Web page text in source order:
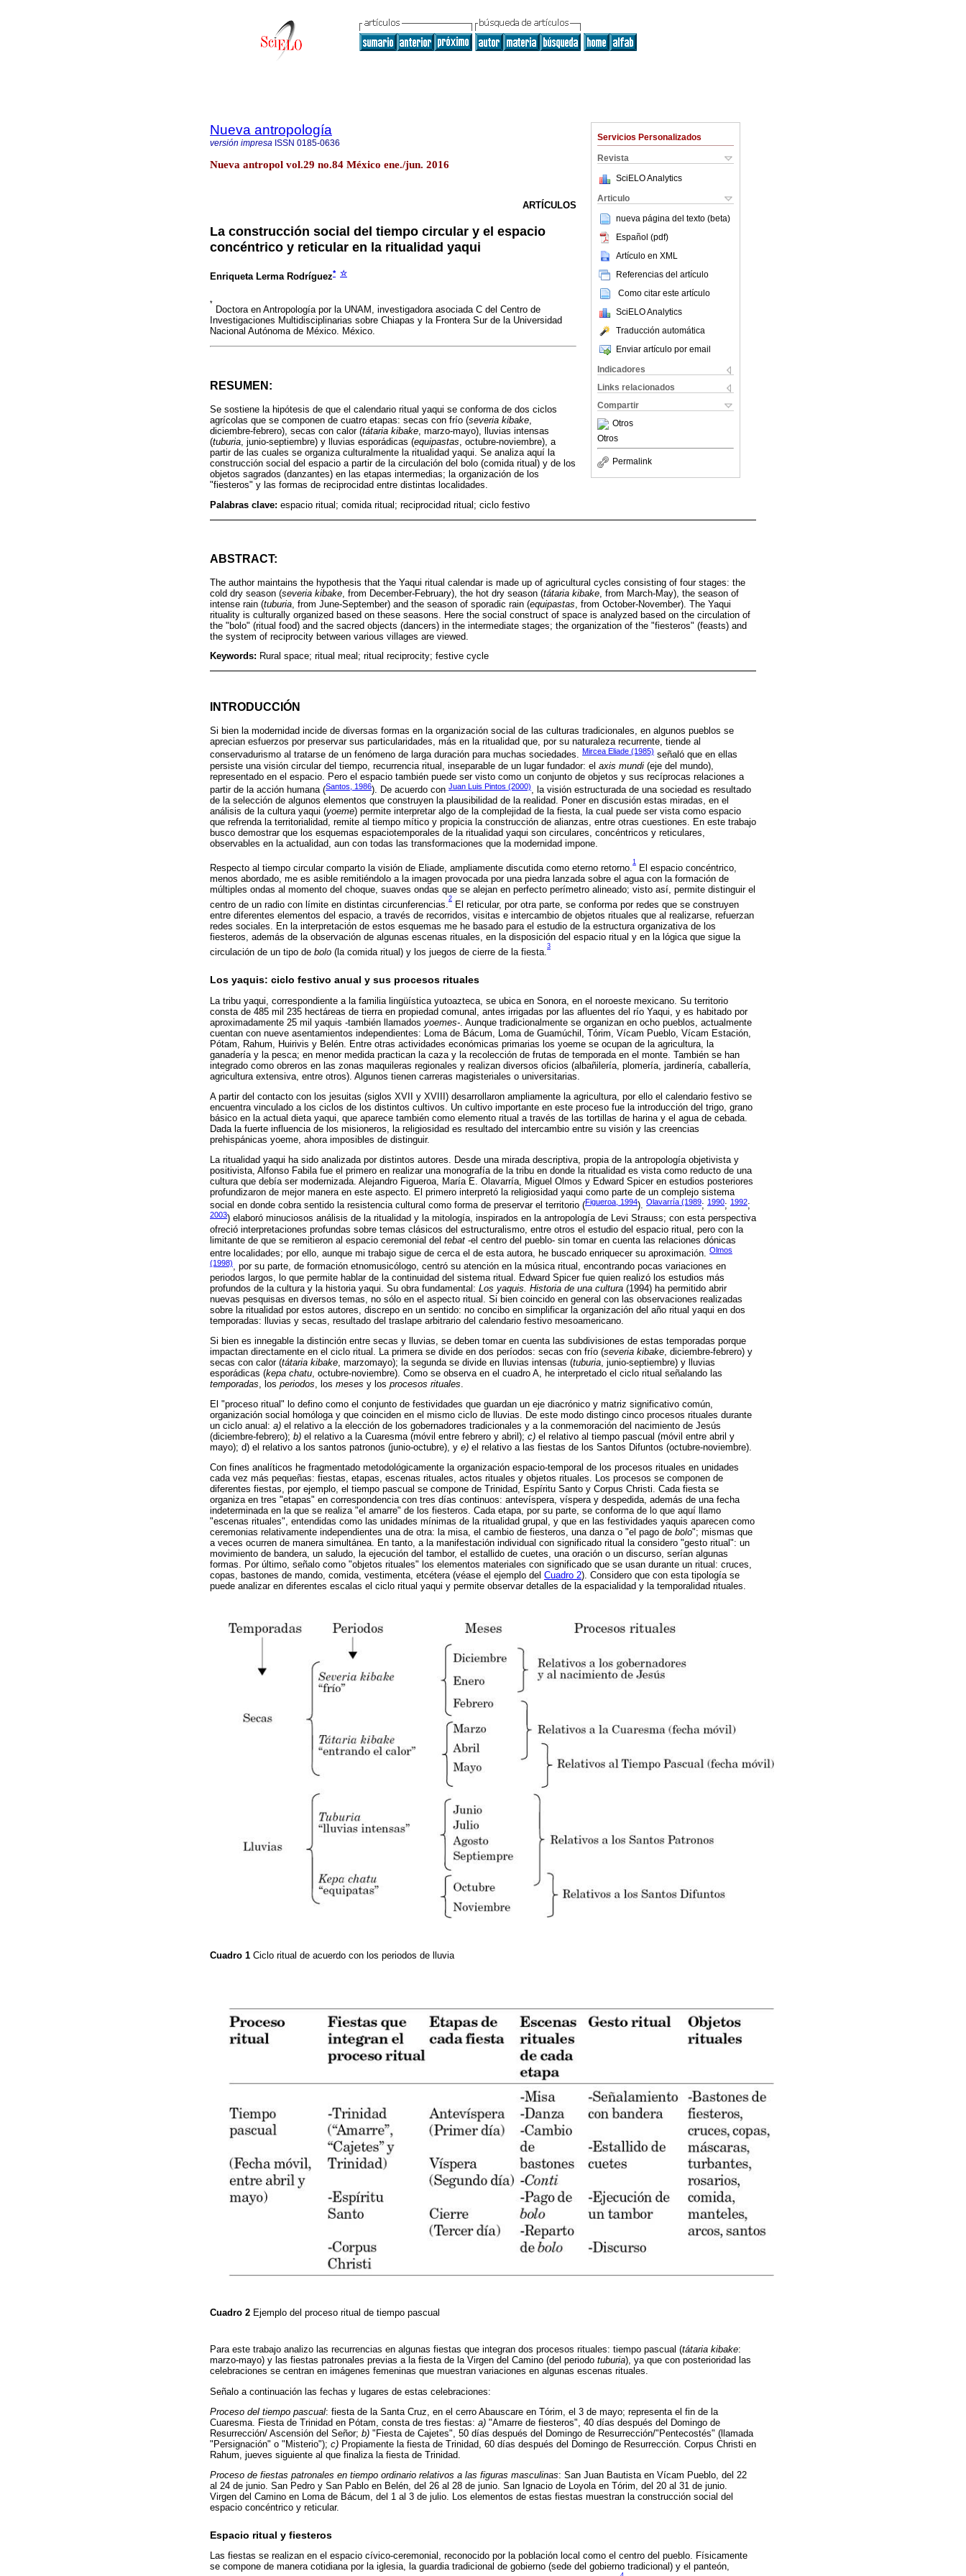
Servicios Personalizados
Revista
SciELO Analytics
Articulo
nueva página del texto (beta)
Español (pdf)
Artículo en XML
Referencias del artículo
Como citar este artículo
SciELO Analytics
Traducción automática
Enviar artículo por email
Indicadores
Links relacionados
Compartir
Otros
Otros
Permalink
Nueva antropología
versión impresa ISSN 0185-0636
Nueva antropol vol.29 no.84 México ene./jun. 2016
ARTÍCULOS
La construcción social del tiempo circular y el espacio
concéntrico y reticular en la ritualidad yaqui
Enriqueta Lerma Rodríguez* ☆
*
Doctora en Antropología por la UNAM, investigadora asociada C del Centro de
Investigaciones Multidisciplinarias sobre Chiapas y la Frontera Sur de la Universidad
Nacional Autónoma de México. México.
RESUMEN:
Se sostiene la hipótesis de que el calendario ritual yaqui se conforma de dos ciclos
agrícolas que se componen de cuatro etapas: secas con frío (severia kibake,
diciembre-febrero), secas con calor (tátaria kibake, marzo-mayo), lluvias intensas
(tuburia, junio-septiembre) y lluvias esporádicas (equipastas, octubre-noviembre), a
partir de las cuales se organiza culturalmente la ritualidad yaqui. Se analiza aquí la
construcción social del espacio a partir de la circulación del bolo (comida ritual) y de los
objetos sagrados (danzantes) en las etapas intermedias; la organización de los
"fiesteros" y las formas de reciprocidad entre distintas localidades.
Palabras clave: espacio ritual; comida ritual; reciprocidad ritual; ciclo festivo
ABSTRACT:
The author maintains the hypothesis that the Yaqui ritual calendar is made up of agricultural cycles consisting of four stages: the
cold dry season (severia kibake , from December-February), the hot dry season (tátaria kibake , from March-May), the season of
intense rain (tuburia , from June-September) and the season of sporadic rain (equipastas , from October-November). The Yaqui
rituality is culturally organized based on these seasons. Here the social construct of space is analyzed based on the circulation of
the "bolo" (ritual food) and the sacred objects (dancers) in the intermediate stages; the organization of the "fiesteros" (feasts) and
the system of reciprocity between various villages are viewed.
Keywords: Rural space; ritual meal; ritual reciprocity; festive cycle
INTRODUCCIÓN
Si bien la modernidad incide de diversas formas en la organización social de las culturas tradicionales, en algunos pueblos se
aprecian esfuerzos por preservar sus particularidades, más en la ritualidad que, por su naturaleza recurrente, tiende al
conservadurismo al tratarse de un fenómeno de larga duración para muchas sociedades. Mircea Eliade (1985) señaló que en ellas
persiste una visión circular del tiempo, recurrencia ritual, inseparable de un lugar fundador: el axis mundi (eje del mundo),
representado en el espacio. Pero el espacio también puede ser visto como un conjunto de objetos y sus recíprocas relaciones a
partir de la acción humana (Santos, 1986). De acuerdo con Juan Luis Pintos (2000), la visión estructurada de una sociedad es resultado
de la selección de algunos elementos que construyen la plausibilidad de la realidad. Poner en discusión estas miradas, en el
análisis de la cultura yaqui (yoeme) permite interpretar algo de la complejidad de la fiesta, la cual puede ser vista como espacio
que refrenda la territorialidad, remite al tiempo mítico y propicia la construcción de alianzas, entre otras cuestiones. En este trabajo
busco demostrar que los esquemas espaciotemporales de la ritualidad yaqui son circulares, concéntricos y reticulares,
observables en la actualidad, aun con todas las transformaciones que la modernidad impone.
Respecto al tiempo circular comparto la visión de Eliade, ampliamente discutida como eterno retorno.
1
El espacio concéntrico,
menos abordado, me es asible remitiéndolo a la imagen provocada por una piedra lanzada sobre el agua con la formación de
múltiples ondas al momento del choque, suaves ondas que se alejan en perfecto perímetro alineado; visto así, permite distinguir el
centro de un radio con límite en distintas circunferencias.
2
El reticular, por otra parte, se conforma por redes que se construyen
entre diferentes elementos del espacio, a través de recorridos, visitas e intercambio de objetos rituales que al realizarse, refuerzan
redes sociales. En la interpretación de estos esquemas me he basado para el estudio de la estructura organizativa de los
fiesteros, además de la observación de algunas escenas rituales, en la disposición del espacio ritual y en la lógica que sigue la
circulación de un tipo de bolo (la comida ritual) y los juegos de cierre de la fiesta.
3
Los yaquis: ciclo festivo anual y sus procesos rituales
La tribu yaqui, correspondiente a la familia lingüística yutoazteca, se ubica en Sonora, en el noroeste mexicano. Su territorio
consta de 485 mil 235 hectáreas de tierra en propiedad comunal, antes irrigadas por las afluentes del río Yaqui, y es habitado por
aproximadamente 25 mil yaquis -también llamados yoemes- . Aunque tradicionalmente se organizan en ocho pueblos, actualmente
cuentan con nueve asentamientos independientes: Loma de Bácum, Loma de Guamúchil, Tórim, Vícam Pueblo, Vícam Estación,
Pótam, Rahum, Huirivis y Belén. Entre otras actividades económicas primarias los yoeme se ocupan de la agricultura, la
ganadería y la pesca; en menor medida practican la caza y la recolección de frutas de temporada en el monte. También se han
integrado como obreros en las zonas maquileras regionales y realizan diversos oficios (albañilería, plomería, jardinería, caballería,
agricultura extensiva, entre otros). Algunos tienen carreras magisteriales o universitarias.
A partir del contacto con los jesuitas (siglos XVII y XVIII) desarrollaron ampliamente la agricultura, por ello el calendario festivo se
encuentra vinculado a los ciclos de los distintos cultivos. Un cultivo importante en este proceso fue la introducción del trigo, grano
básico en la actual dieta yaqui, que aparece también como elemento ritual a través de las tortillas de harina y el agua de cebada.
Dada la fuerte influencia de los misioneros, la religiosidad es resultado del intercambio entre su visión y las creencias
prehispánicas yoeme, ahora imposibles de distinguir.
La ritualidad yaqui ha sido analizada por distintos autores. Desde una mirada descriptiva, propia de la antropología objetivista y
positivista, Alfonso Fabila fue el primero en realizar una monografía de la tribu en donde la ritualidad es vista como reducto de una
cultura que debía ser modernizada. Alejandro Figueroa, María E. Olavarría, Miguel Olmos y Edward Spicer en estudios posteriores
profundizaron de mejor manera en este aspecto. El primero interpretó la religiosidad yaqui como parte de un complejo sistema
social en donde cobra sentido la resistencia cultural como forma de preservar el territorio (Figueroa, 1994). Olavarría (1989; 1990; 1992;
2003) elaboró minuciosos análisis de la ritualidad y la mitología, inspirados en la antropología de Levi Strauss; con esta perspectiva
ofreció interpretaciones profundas sobre temas clásicos del estructuralismo, entre otros el estudio del espacio ritual, pero con la
limitante de que se remitieron al espacio ceremonial del tebat -el centro del pueblo- sin tomar en cuenta las relaciones dónicas
entre localidades; por ello, aunque mi trabajo sigue de cerca el de esta autora, he buscado enriquecer su aproximación. Olmos
(1998), por su parte, de formación etnomusicólogo, centró su atención en la música ritual, encontrando pocas variaciones en
periodos largos, lo que permite hablar de la continuidad del sistema ritual. Edward Spicer fue quien realizó los estudios más
profundos de la cultura y la historia yaqui. Su obra fundamental: Los yaquis. Historia de una cultura (1994) ha permitido abrir
nuevas pesquisas en diversos temas, no sólo en el aspecto ritual. Si bien coincido en general con las observaciones realizadas
sobre la ritualidad por estos autores, discrepo en un sentido: no concibo en simplificar la organización del año ritual yaqui en dos
temporadas: lluvias y secas, resultado del traslape arbitrario del calendario festivo mesoamericano.
Si bien es innegable la distinción entre secas y lluvias, se deben tomar en cuenta las subdivisiones de estas temporadas porque
impactan directamente en el ciclo ritual. La primera se divide en dos períodos: secas con frío (severia kibake , diciembre-febrero) y
secas con calor (tátaria kibake , marzomayo); la segunda se divide en lluvias intensas (tuburia , junio-septiembre) y lluvias
esporádicas (kepa chatu , octubre-noviembre). Como se observa en el cuadro A, he interpretado el ciclo ritual señalando las
temporadas , los periodos , los meses y los procesos rituales
El "proceso ritual" lo defino como el conjunto de festividades que guardan un eje diacrónico y matriz significativo común,
organización social homóloga y que coinciden en el mismo ciclo de lluvias. De este modo distingo cinco procesos rituales durante
un ciclo anual: a) el relativo a la elección de los gobernadores tradicionales y a la conmemoración del nacimiento de Jesús
(diciembre-febrero); b) el relativo a la Cuaresma (móvil entre febrero y abril); c) el relativo al tiempo pascual (móvil entre abril y
mayo); d) el relativo a los santos patronos (junio-octubre), y e) el relativo a las fiestas de los Santos Difuntos (octubre-noviembre).
Con fines analíticos he fragmentado metodológicamente la organización espacio-temporal de los procesos rituales en unidades
cada vez más pequeñas: fiestas, etapas, escenas rituales, actos rituales y objetos rituales. Los procesos se componen de
diferentes fiestas, por ejemplo, el tiempo pascual se compone de Trinidad, Espíritu Santo y Corpus Christi. Cada fiesta se
organiza en tres "etapas" en correspondencia con tres días continuos: antevíspera, víspera y despedida, además de una fecha
indeterminada en la que se realiza "el amarre" de los fiesteros. Cada etapa, por su parte, se conforma de lo que aquí llamo
"escenas rituales", entendidas como las unidades mínimas de la ritualidad grupal, y que en las festividades yaquis aparecen como
ceremonias relativamente independientes una de otra: la misa, el cambio de fiesteros, una danza o "el pago de bolo"; mismas que
a veces ocurren de manera simultánea. En tanto, a la manifestación individual con significado ritual la considero "gesto ritual": un
movimiento de bandera, un saludo, la ejecución del tambor, el estallido de cuetes, una oración o un discurso, serían algunas
formas. Por último, señalo como "objetos rituales" los elementos materiales con significado que se usan durante un ritual: cruces,
copas, bastones de mando, comida, vestimenta, etcétera (véase el ejemplo del Cuadro 2). Considero que con esta tipología se
puede analizar en diferentes escalas el ciclo ritual yaqui y permite observar detalles de la espacialidad y la temporalidad rituales.
Cuadro 1 Ciclo ritual de acuerdo con los periodos de lluvia
Cuadro 2 Ejemplo del proceso ritual de tiempo pascual
Para este trabajo analizo las recurrencias en algunas fiestas que integran dos procesos rituales: tiempo pascual (tátaria kibake:
marzo-mayo) y las fiestas patronales previas a la fiesta de la Virgen del Camino (del periodo tuburia), ya que con posterioridad las
celebraciones se centran en imágenes femeninas que muestran variaciones en algunas escenas rituales.
Señalo a continuación las fechas y lugares de estas celebraciones:
Proceso del tiempo pascual: fiesta de la Santa Cruz, en el cerro Abauscare en Tórim, el 3 de mayo; representa el fin de la
Cuaresma. Fiesta de Trinidad en Pótam, consta de tres fiestas: a) "Amarre de fiesteros", 40 días después del Domingo de
Resurrección/ Ascensión del Señor; b) "Fiesta de Cajetes", 50 días después del Domingo de Resurrección/"Pentecostés" (llamada
"Persignación" o "Misterio"); c) Propiamente la fiesta de Trinidad, 60 días después del Domingo de Resurrección. Corpus Christi en
Rahum, jueves siguiente al que finaliza la fiesta de Trinidad.
Proceso de fiestas patronales en tiempo ordinario relativos a las figuras masculinas: San Juan Bautista en Vícam Pueblo, del 22
al 24 de junio. San Pedro y San Pablo en Belén, del 26 al 28 de junio. San Ignacio de Loyola en Tórim, del 20 al 31 de junio.
Virgen del Camino en Loma de Bácum, del 1 al 3 de julio. Los elementos de estas fiestas muestran la construcción social del
espacio concéntrico y reticular.
Espacio ritual y fiesteros
Las fiestas se realizan en el espacio cívico-ceremonial, reconocido por la población local como el centro del pueblo. Físicamente
se compone de manera cotidiana por la iglesia, la guardia tradicional de gobierno (sede del gobierno tradicional) y el panteón,